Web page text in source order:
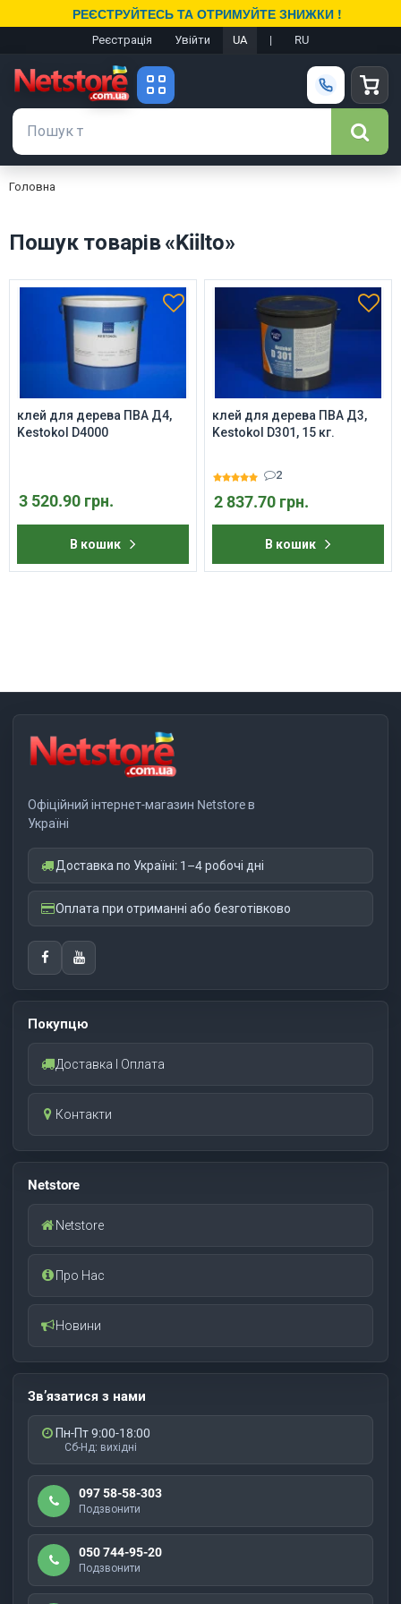
РЕЄСТРУЙТЕСЬ ТА ОТРИМУЙТЕ ЗНИЖКИ !
Реєстрація Увійти UA | RU
Головна
Пошук товарів «Kiilto»
клей для дерева ПВА Д4,
Kestokol D4000
3 520.90 грн.
В кошик
клей для дерева ПВА Д3,
Kestokol D301, 15 кг.
2 837.70 грн.
2
В кошик
Офіційний інтернет-магазин Netstore в
Україні
Доставка по Україні: 1–4 робочі дні
Оплата при отриманні або безготівково
Покупцю
Доставка І Оплата
Контакти
Netstore
Netstore
Про Нас
Новини
Зв’язатися з нами
Пн-Пт 9:00-18:00
Сб-Нд: вихідні
097 58-58-303
Подзвонити
050 744-95-20
Подзвонити